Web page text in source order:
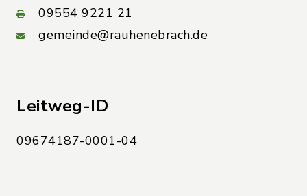
09554 9221 21
gemeinde@rauhenebrach.de
Leitweg-ID
09674187-0001-04